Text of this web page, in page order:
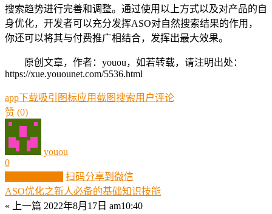
搜索趋势进行完善和调整。通过使用以上方式以及对产品的自
身优化，开发者可以充分发挥ASO对自然搜索结果的作用，
你还可以将其与付费推广相结合，发挥出最大效果。
原创文章，作者：youou，如若转载，请注明出处：
https://xue.youounet.com/5536.html
app下载吸引 图标应用截图搜索用户评论
赞 (0)
youou
0
扫码分享到微信
ASO优化之新人必备的基础知识技能
« 上一篇 2022年8月17日 am10:40